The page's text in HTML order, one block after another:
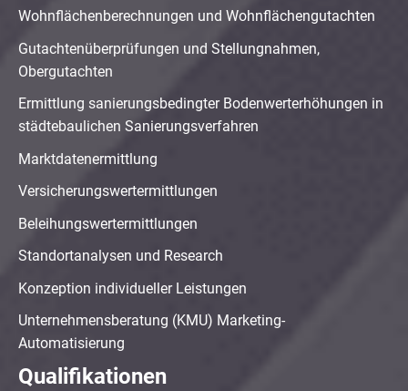
Wohnflächenberechnungen und Wohnflächengutachten
Gutachtenüberprüfungen und Stellungnahmen,
Obergutachten
Ermittlung sanierungsbedingter Bodenwerterhöhungen in
städtebaulichen Sanierungsverfahren
Marktdatenermittlung
Versicherungswertermittlungen
Beleihungswertermittlungen
Standortanalysen und Research
Konzeption individueller Leistungen
Unternehmensberatung (KMU) Marketing-
Automatisierung
Qualifikationen